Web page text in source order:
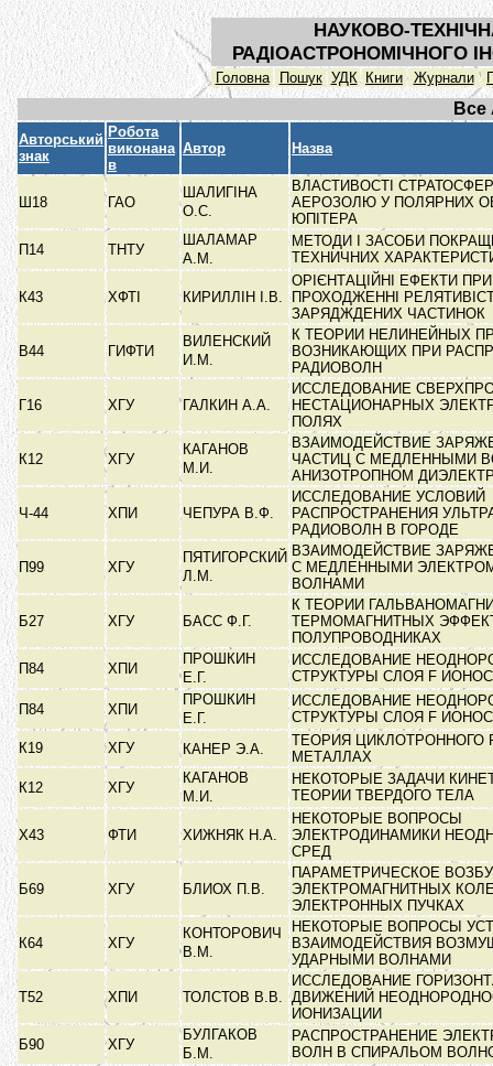
НАУКОВО-
РАДІОАСТРОНОМІЧНОГО
Головна Пошук УДК Книги Журнали
Все
Авторський
знак
Робота
виконана
в
Автор Назва
Ш18 ГАО
ШАЛИГІНА
О.С.
ВЛАСТИВОСТІ
АЕРОЗОЛЮ У ПОЛЯРНИХ
ЮПІТЕРА
П14
ТНТУ
ШАЛАМАР
А.М.
МЕТОДИ І ЗАСОБИ
ТЕХНИЧНИХ
К43 ХФТІ КИРИЛЛІН І.В.
ОРІЄНТАЦІЙНІ ЕФЕКТИ ПРИ
ПРОХОДЖЕННІ
ЗАРЯДЖДЕНИХ ЧАСТИНОК
В44 ГИФТИ
ВИЛЕНСКИЙ
И.М.
К ТЕОРИИ НЕЛИНЕЙНЫХ
ВОЗНИКАЮЩИХ ПРИ
РАДИОВОЛН
Г16 ХГУ ГАЛКИН А.А.
ИССЛЕДОВАНИЕ
НЕСТАЦИОНАРНЫХ
ПОЛЯХ
К12 ХГУ
КАГАНОВ
М.И.
ВЗАИМОДЕЙСТВИЕ
ЧАСТИЦ С МЕДЛЕННЫМИ
АНИЗОТРОПНОМ
Ч-44 ХПИ ЧЕПУРА В.Ф.
ИССЛЕДОВАНИЕ УСЛОВИЙ
РАСПРОСТРАНЕНИЯ
РАДИОВОЛН В ГОРОДЕ
П99 ХГУ
ПЯТИГОРСКИЙ
Л.М.
ВЗАИМОДЕЙСТВИЕ
С МЕДЛЕННЫМИ
ВОЛНАМИ
Б27 ХГУ БАСС Ф.Г.
К ТЕОРИИ
ТЕРМОМАГНИТНЫХ
ПОЛУПРОВОДНИКАХ
П84
ХПИ
ПРОШКИН
Е.Г.
ИССЛЕДОВАНИЕ
СТРУКТУРЫ СЛОЯ F
П84
ХПИ
ПРОШКИН
Е.Г.
ИССЛЕДОВАНИЕ
СТРУКТУРЫ СЛОЯ F
К19
ХГУ КАНЕР Э.А.
ТЕОРИЯ ЦИКЛОТРОННОГО
МЕТАЛЛАХ
К12
ХГУ
КАГАНОВ
М.И.
НЕКОТОРЫЕ ЗАДАЧИ
ТЕОРИИ ТВЕРДОГО ТЕЛА
Х43 ФТИ ХИЖНЯК Н.А.
НЕКОТОРЫЕ ВОПРОСЫ
ЭЛЕКТРОДИНАМИКИ
СРЕД
Б69 ХГУ БЛИОХ П.В.
ПАРАМЕТРИЧЕСКОЕ
ЭЛЕКТРОМАГНИТНЫХ
ЭЛЕКТРОННЫХ ПУЧКАХ
К64 ХГУ
КОНТОРОВИЧ
В.М.
НЕКОТОРЫЕ ВОПРОСЫ
ВЗАИМОДЕЙСТВИЯ
УДАРНЫМИ ВОЛНАМИ
Т52 ХПИ ТОЛСТОВ В.В.
ИССЛЕДОВАНИЕ
ДВИЖЕНИЙ
ИОНИЗАЦИИ
Б90
ХГУ
БУЛГАКОВ
Б.М.
РАСПРОСТРАНЕНИЕ
ВОЛН В СПИРАЛЬОМ